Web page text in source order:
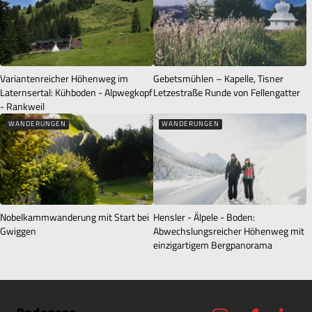
waldiges Gelände hinab zur Wallfahrtskirche Bildstein.
Variantenreicher Höhenweg im
Laternsertal: Kühboden - Alpwegkopf
- Rankweil
Gebetsmühlen – Kapelle, Tisner
Letzestraße Runde von Fellengatter
WANDERUNGEN
Nobelkammwanderung mit Start bei
Gwiggen
WANDERUNGEN
Hensler - Älpele - Boden:
Abwechslungsreicher Höhenweg mit
einzigartigem Bergpanorama